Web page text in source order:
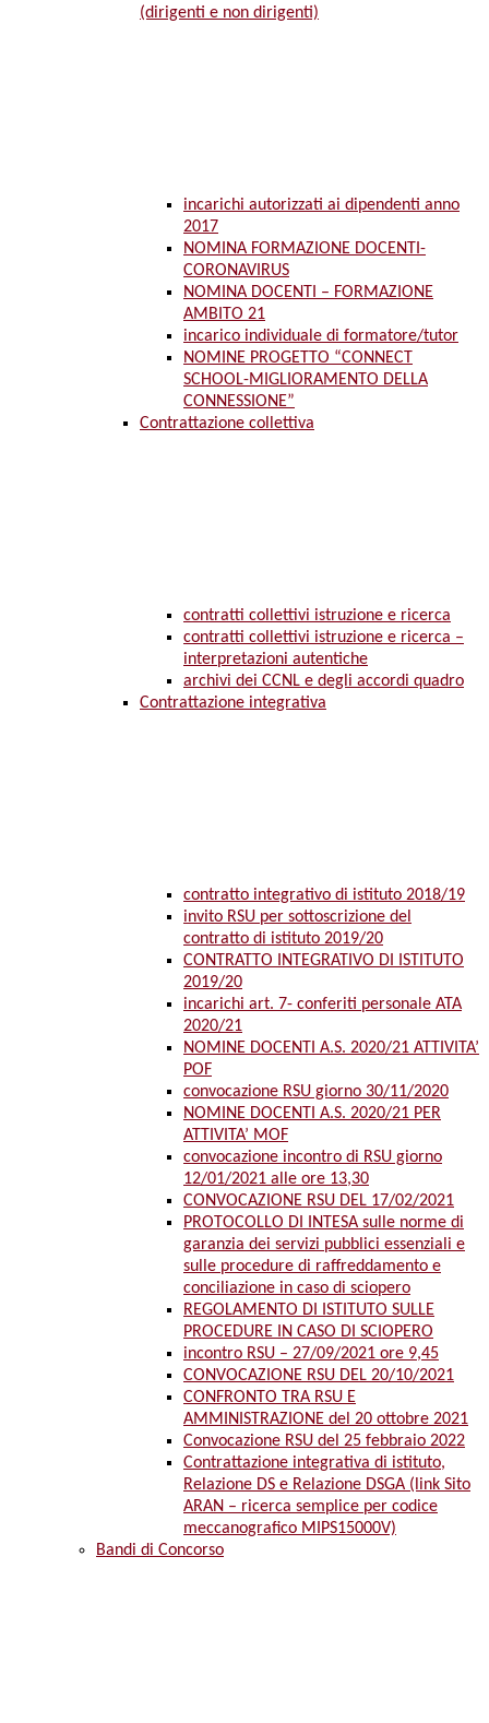
(dirigenti e non dirigenti)
incarichi autorizzati ai dipendenti anno
2017
NOMINA FORMAZIONE DOCENTI-
CORONAVIRUS
NOMINA DOCENTI – FORMAZIONE
AMBITO 21
incarico individuale di formatore/tutor
NOMINE PROGETTO “CONNECT
SCHOOL-MIGLIORAMENTO DELLA
CONNESSIONE”
Contrattazione collettiva
contratti collettivi istruzione e ricerca
contratti collettivi istruzione e ricerca –
interpretazioni autentiche
archivi dei CCNL e degli accordi quadro
Contrattazione integrativa
contratto integrativo di istituto 2018/19
invito RSU per sottoscrizione del
contratto di istituto 2019/20
CONTRATTO INTEGRATIVO DI ISTITUTO
2019/20
incarichi art. 7- conferiti personale ATA
2020/21
NOMINE DOCENTI A.S. 2020/21 ATTIVITA’
POF
convocazione RSU giorno 30/11/2020
NOMINE DOCENTI A.S. 2020/21 PER
ATTIVITA’ MOF
convocazione incontro di RSU giorno
12/01/2021 alle ore 13,30
CONVOCAZIONE RSU DEL 17/02/2021
PROTOCOLLO DI INTESA sulle norme di
garanzia dei servizi pubblici essenziali e
sulle procedure di raffreddamento e
conciliazione in caso di sciopero
REGOLAMENTO DI ISTITUTO SULLE
PROCEDURE IN CASO DI SCIOPERO
incontro RSU – 27/09/2021 ore 9,45
CONVOCAZIONE RSU DEL 20/10/2021
CONFRONTO TRA RSU E
AMMINISTRAZIONE del 20 ottobre 2021
Convocazione RSU del 25 febbraio 2022
Contrattazione integrativa di istituto,
Relazione DS e Relazione DSGA (link Sito
ARAN – ricerca semplice per codice
meccanografico MIPS15000V)
Bandi di Concorso